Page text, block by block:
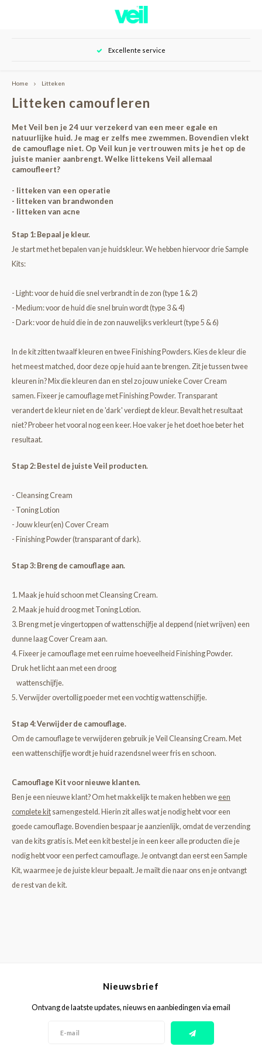
Hoofdmenu / shop
Nieuwe klant
Huid camouflage
Huidverzorging
Hoofdmenu / over veil
Onze klanten
Tutorials
Resultaten
Excellente service
Home Litteken
Litteken camoufleren
Met Veil ben je 24 uur verzekerd van een meer egale en
natuurlijke huid. Je mag er zelfs mee zwemmen. Bovendien vlekt
de camouflage niet. Op Veil kun je vertrouwen mits je het op de
juiste manier aanbrengt. Welke littekens Veil allemaal
camoufleert?
- litteken van een operatie
- litteken van brandwonden
- litteken van acne
Stap 1: Bepaal je kleur.
Je start met het bepalen van je huidskleur. We hebben hiervoor drie Sample
Kits:
- Light: voor de huid die snel verbrandt in de zon (type 1 & 2)
- Medium: voor de huid die snel bruin wordt (type 3 & 4)
- Dark: voor de huid die in de zon nauwelijks verkleurt (type 5 & 6)
In de kit zitten twaalf kleuren en twee Finishing Powders. Kies de kleur die
het meest matched, door deze op je huid aan te brengen. Zit je tussen twee
kleuren in? Mix die kleuren dan en stel zo jouw unieke Cover Cream
samen. Fixeer je camouflage met Finishing Powder. Transparant
verandert de kleur niet en de 'dark' verdiept de kleur. Bevalt het resultaat
niet? Probeer het vooral nog een keer. Hoe vaker je het doet hoe beter het
resultaat.
Stap 2: Bestel de juiste Veil producten.
- Cleansing Cream
- Toning Lotion
- Jouw kleur(en) Cover Cream
- Finishing Powder (transparant of dark).
Stap 3: Breng de camouflage aan.
1. Maak je huid schoon met Cleansing Cream.
2. Maak je huid droog met Toning Lotion.
3. Breng met je vingertoppen of wattenschijfje al deppend (niet wrijven) een
dunne laag Cover Cream aan.
4. Fixeer je camouflage met een ruime hoeveelheid Finishing Powder.
Druk het licht aan met een droog
wattenschijfje.
5. Verwijder overtollig poeder met een vochtig wattenschijfje.
Stap 4: Verwijder de camouflage.
Om de camouflage te verwijderen gebruik je Veil Cleansing Cream. Met
een wattenschijfje wordt je huid razendsnel weer fris en schoon.
Camouflage Kit voor nieuwe klanten.
Ben je een nieuwe klant? Om het makkelijk te maken hebben weeen
complete kit samengesteld. Hierin zit alles wat je nodig hebt voor een
goede camouflage. Bovendien bespaar je aanzienlijk, omdat de verzending
van de kits gratis is. Met een kit bestel je in een keer alle producten die je
nodig hebt voor een perfect camouflage. Je ontvangt dan eerst een Sample
Kit, waarmee je de juiste kleur bepaalt. Je mailt die naar ons en je ontvangt
de rest van de kit.
Nieuwsbrief
Ontvang de laatste updates, nieuws en aanbiedingen via email